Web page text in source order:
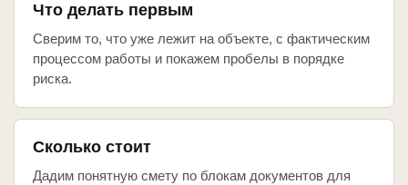
Что делать первым
Сверим то, что уже лежит на объекте, с фактическим
процессом работы и покажем пробелы в порядке
риска.
Сколько стоит
Дадим понятную смету по блокам документов для